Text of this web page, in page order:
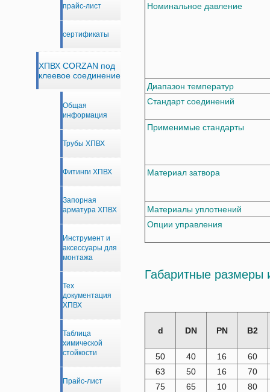
Номинальное давление
Диапазон температур
Стандарт соединений
Применимые стандарты
Материал затвора
Материалы уплотнений
Опции управления
Габаритные размеры
d DN PN B2
50 40 16
60
63
50 16
70
75
65 10
80
прайс-лист
сертификаты
ХПВХ CORZAN под
клеевое соединение
Общая
информация
Трубы ХПВХ
Фитинги ХПВХ
Запорная
арматура ХПВХ
Инструмент и
аксессуары для
монтажа
Тех
документация
ХПВХ
Таблица
химической
стойкости
Прайс-лист